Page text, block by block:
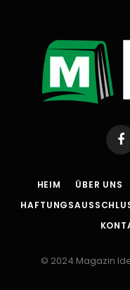
HEIM ÜBER UNS
© 2024 Magazin